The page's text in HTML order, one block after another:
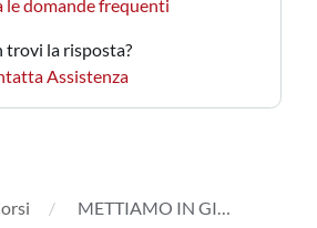
le domande frequenti
trovi la risposta?
Assistenza
METTIAMO IN GIOCO LA #BUONASANITA&#039;